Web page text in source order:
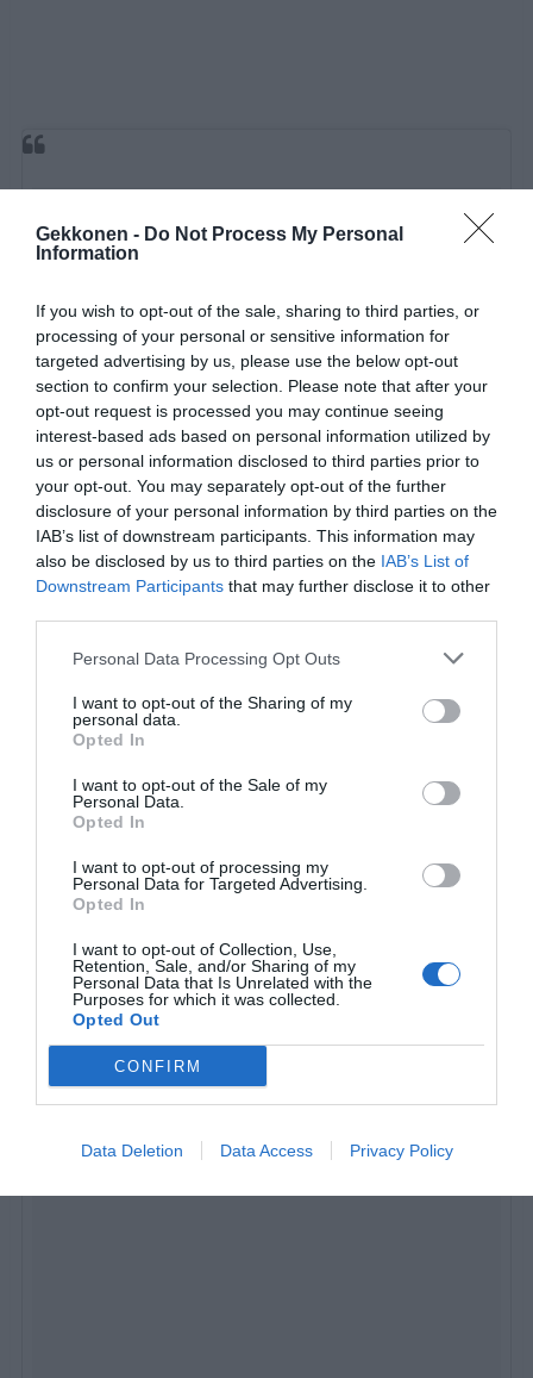
Gekkonen - Do Not Process My Personal
Information
If you wish to opt-out of the sale, sharing to third parties, or
processing of your personal or sensitive information for
targeted advertising by us, please use the below opt-out
section to confirm your selection. Please note that after your
opt-out request is processed you may continue seeing
interest-based ads based on personal information utilized by
us or personal information disclosed to third parties prior to
your opt-out. You may separately opt-out of the further
disclosure of your personal information by third parties on the
IAB’s list of downstream participants. This information may
also be disclosed by us to third parties on the IAB’s List of
Downstream Participants that may further disclose it to other
Personal Data Processing Opt Outs
I want to opt-out of the Sharing of my
personal data.
Opted In
I want to opt-out of the Sale of my
Personal Data.
Opted In
I want to opt-out of processing my
Personal Data for Targeted Advertising.
Opted In
I want to opt-out of Collection, Use,
Retention, Sale, and/or Sharing of my
Personal Data that Is Unrelated with the
Purposes for which it was collected.
Opted Out
CONFIRM
Data Deletion Data Access Privacy Policy